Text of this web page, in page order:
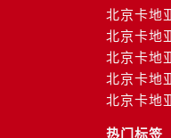
北京卡地
北京卡地
北京卡地
北京卡地
北京卡地
热门标签